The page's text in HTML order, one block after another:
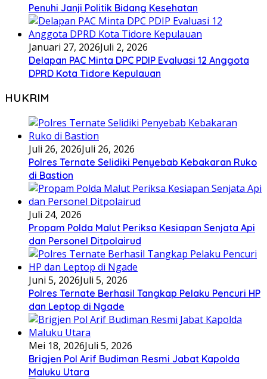
Penuhi Janji Politik Bidang Kesehatan
Januari 27, 2026Juli 2, 2026
Delapan PAC Minta DPC PDIP Evaluasi 12 Anggota
DPRD Kota Tidore Kepulauan
HUKRIM
Juli 26, 2026Juli 26, 2026
Polres Ternate Selidiki Penyebab Kebakaran Ruko
di Bastion
Juli 24, 2026
Propam Polda Malut Periksa Kesiapan Senjata Api
dan Personel Ditpolairud
Juni 5, 2026Juli 5, 2026
Polres Ternate Berhasil Tangkap Pelaku Pencuri HP
dan Leptop di Ngade
Mei 18, 2026Juli 5, 2026
Brigjen Pol Arif Budiman Resmi Jabat Kapolda
Maluku Utara